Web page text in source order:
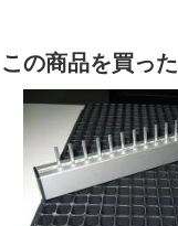
この商品を買っ